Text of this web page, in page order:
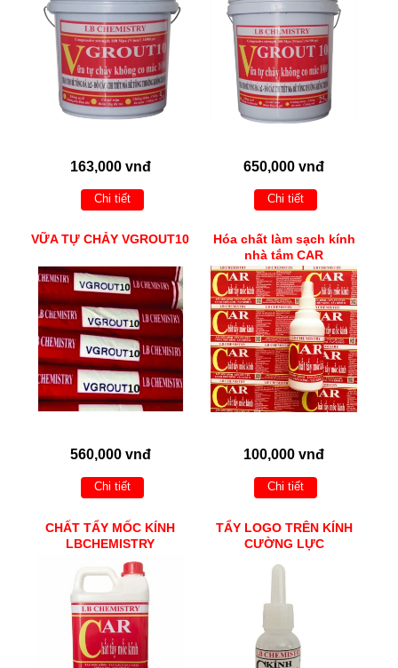
163,000 vnđ
Chi tiết
650,000 vnđ
Chi tiết
VỮA TỰ CHẢY VGROUT10
560,000 vnđ
Chi tiết
Hóa chất làm sạch kính
nhà tắm CAR
100,000 vnđ
Chi tiết
CHẤT TẨY MỐC KÍNH
LBCHEMISTRY
TẨY LOGO TRÊN KÍNH
CƯỜNG LỰC